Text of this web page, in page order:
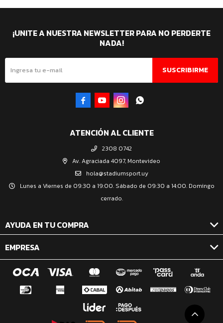
ATENCIÓN AL CLIENTE
2308 0742
Av. Agraciada 4097, Montevideo
hola@stadiumsport.uy
Lunes a Viernes de 09:30 a 19:00. Sábado de 09:30 a 14:00. Domingo
cerrado.
AYUDA EN TU COMPRA
EMPRESA
¡UNITE A NUESTRA NEWSLETTER PARA NO PERDERTE
NADA!
SUSCRIBIRME
   